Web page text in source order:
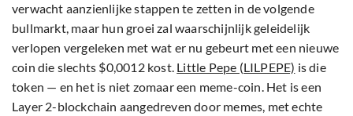
verwacht aanzienlijke stappen te zetten in de volgende
bullmarkt, maar hun groei zal waarschijnlijk geleidelijk
verlopen vergeleken met wat er nu gebeurt met een nieuwe
coin die slechts $0,0012 kost. Little Pepe (LILPEPE) is die
token — en het is niet zomaar een meme-coin. Het is een
Layer 2-blockchain aangedreven door memes, met echte